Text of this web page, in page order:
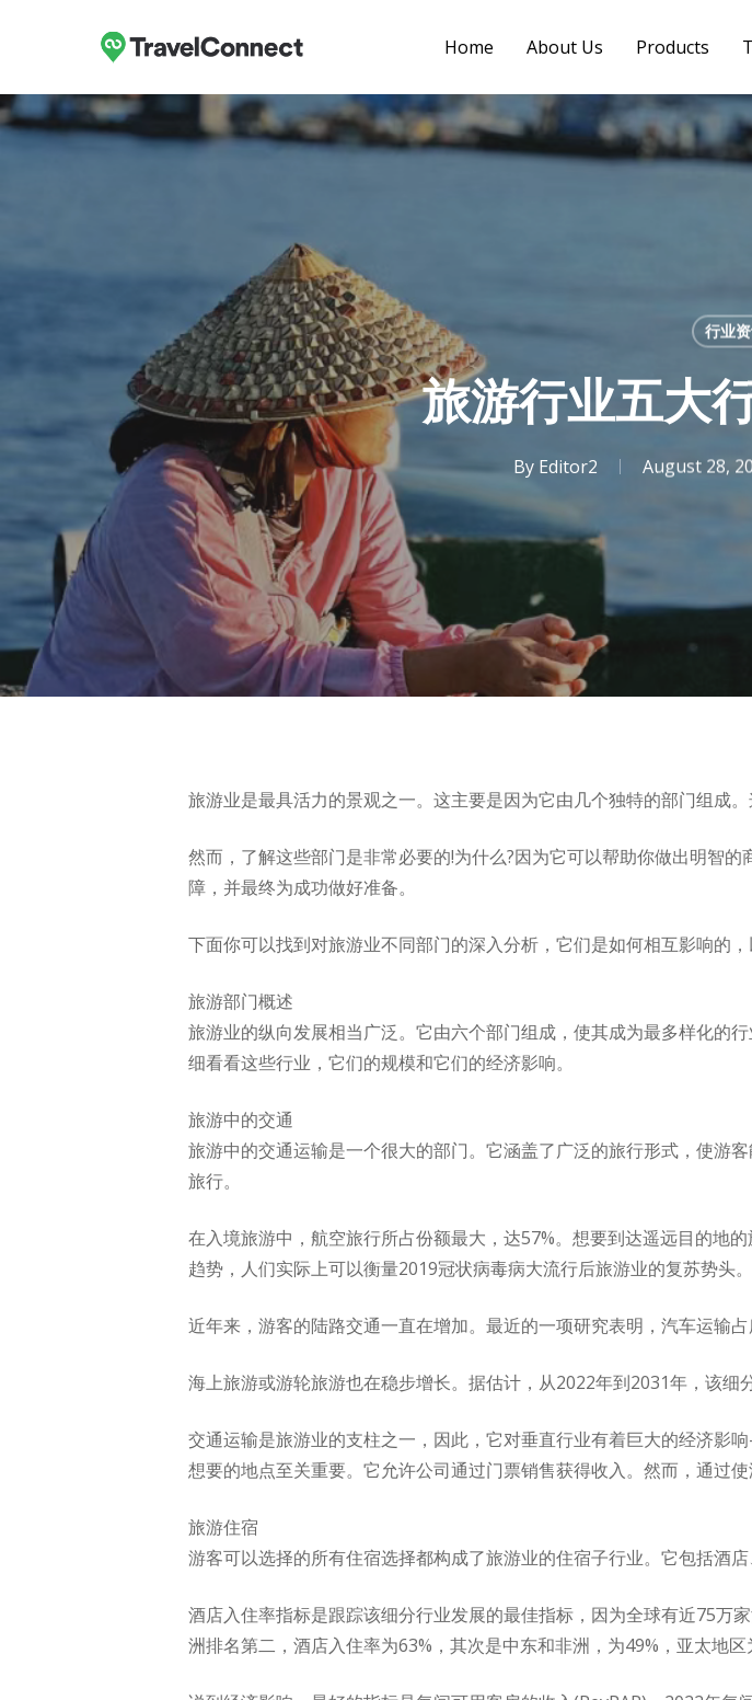
content
Home About Us Products
行业
旅游行业五大
By Editor2 August 28,
旅游业是最具活力的景观之一。这主要是因为它由几个独特的部门组成
然而，了解这些部门是非常必要的!为什么?因为它可以帮助你做出明智
障，并最终为成功做好准备。
下面你可以找到对旅游业不同部门的深入分析，它们是如何相互影响的
旅游部门概述
旅游业的纵向发展相当广泛。它由六个部门组成，使其成为最多样化的
细看看这些行业，它们的规模和它们的经济影响。
旅游中的交通
旅游中的交通运输是一个很大的部门。它涵盖了广泛的旅行形式，使游
旅行。
在入境旅游中，航空旅行所占份额最大，达57%。想要到达遥远目的地
趋势，人们实际上可以衡量2019冠状病毒病大流行后旅游业的复苏势头
近年来，游客的陆路交通一直在增加。最近的一项研究表明，汽车运输
海上旅游或游轮旅游也在稳步增长。据估计，从2022年到2031年，该细
交通运输是旅游业的支柱之一，因此，它对垂直行业有着巨大的经济
想要的地点至关重要。它允许公司通过门票销售获得收入。然而，通过
旅游住宿
游客可以选择的所有住宿选择都构成了旅游业的住宿子行业。它包括酒
酒店入住率指标是跟踪该细分行业发展的最佳指标，因为全球有近75万
洲排名第二，酒店入住率为63%，其次是中东和非洲，为49%，亚太地区